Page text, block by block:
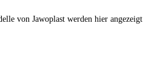
von Jawoplast werden hier angezeigt